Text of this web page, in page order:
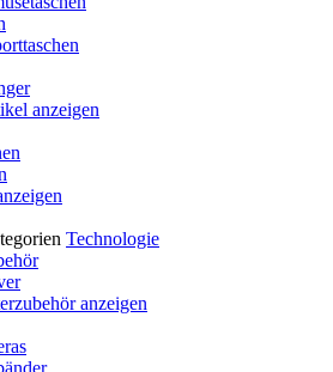
anzeigen
Technologie
anzeigen